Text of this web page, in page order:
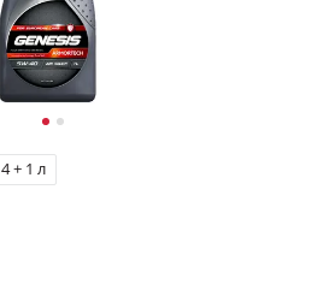
4 + 1 л